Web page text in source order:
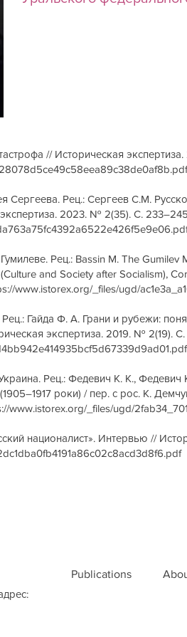
// Историческая
Сергеева. Рец.: Сергеев С.М.
2023. № 2(35). С.
Рец.: Bassin M. The Gumilev
and Society after Socialism),
www.istorex.org/_files/ugd/
Гайда Ф. А. Грани и рубежи:
экспертиза. 2019. № 2(19).
Рец.: Федевич К. К., Федевич
(1905–1917 роки) / пер. с рос. К.
www.istorex.org/_files/ugd/
националист». Интервью //
Publications